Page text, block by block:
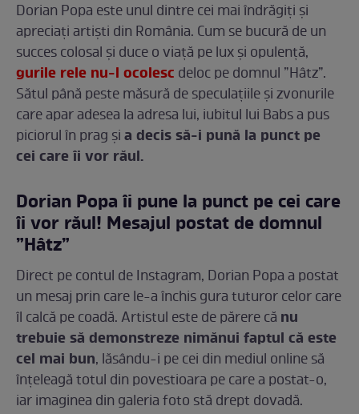
Dorian Popa este unul dintre cei mai îndrăgiți și
apreciați artiști din România. Cum se bucură de un
succes colosal și duce o viață pe lux și opulență,
gurile rele nu-l ocolesc deloc pe domnul ”Hâtz”.
Sătul până peste măsură de speculațiile și zvonurile
care apar adesea la adresa lui, iubitul lui Babs a pus
piciorul în prag șia decis să-i pună la punct pe
cei care îi vor răul.
Dorian Popa îi pune la punct pe cei care
îi vor răul! Mesajul postat de domnul
”Hâtz”
Direct pe contul de Instagram, Dorian Popa a postat
un mesaj prin care le-a închis gura tuturor celor care
îl calcă pe coadă. Artistul este de părere că nu
trebuie să demonstreze nimănui faptul că este
cel mai bun, lăsându-i pe cei din mediul online să
înțeleagă totul din povestioara pe care a postat-o,
iar imaginea din galeria foto stă drept dovadă.